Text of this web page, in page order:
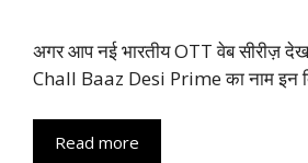
अगर आप नई भारतीय OTT वेब सीरीज़
Chall Baaz Desi Prime का नाम इन
Read more